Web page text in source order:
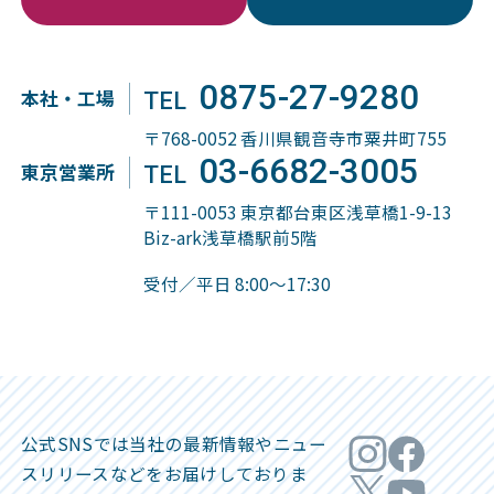
本社・工場 TEL 0875-27-9280
〒768-0052 香川県観音寺市粟井町755
東京営業所 TEL 03-6682-3005
〒111-0053 東京都台東区浅草橋1-9-13
Biz-ark浅草橋駅前5階
受付／平日 8:00～17:30
公式SNSでは当社の最新情報やニュー
スリリースなどをお届けしておりま